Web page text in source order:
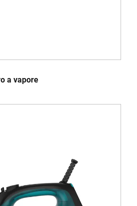
a vapore